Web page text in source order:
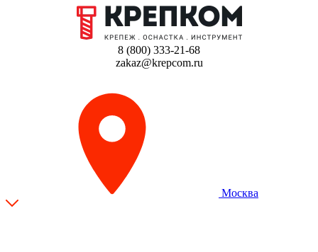
8 (800) 333-21-68
zakaz@krepcom.ru
Москва